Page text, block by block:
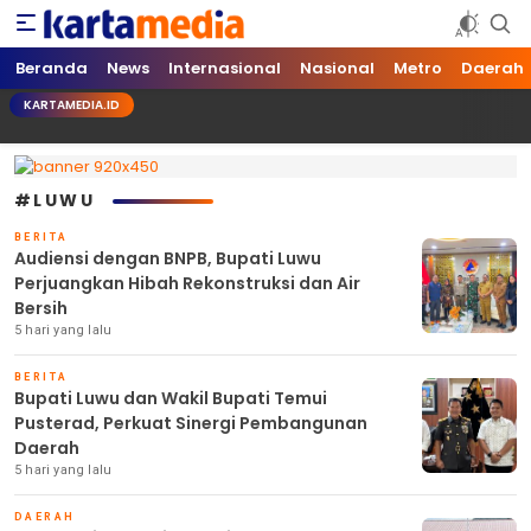
kartamedia.id
Jujur Mengabari
Beranda News Internasional Nasional Metro Daerah
KARTAMEDIA.ID
#LUWU
BERITA
Audiensi dengan BNPB, Bupati Luwu
Perjuangkan Hibah Rekonstruksi dan Air
Bersih
5 hari yang lalu
BERITA
Bupati Luwu dan Wakil Bupati Temui
Pusterad, Perkuat Sinergi Pembangunan
Daerah
5 hari yang lalu
DAERAH